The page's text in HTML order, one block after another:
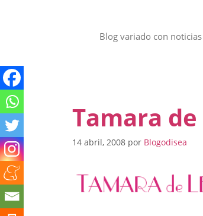
Blog variado con
Tamara
14 abril, 2008 por Blogodisea